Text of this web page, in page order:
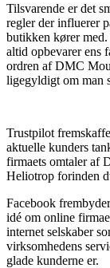
Tilsvarende er det
regler der influerer
butikken kører med.
altid opbevarer ens
ordren af DMC
ligegyldigt om man
Trustpilot
aktuelle kunders
firmaets omtaler af
Heliotrop forinden
Facebook
idé om online
internet selskaber
virksomhedens
glade kunderne er.